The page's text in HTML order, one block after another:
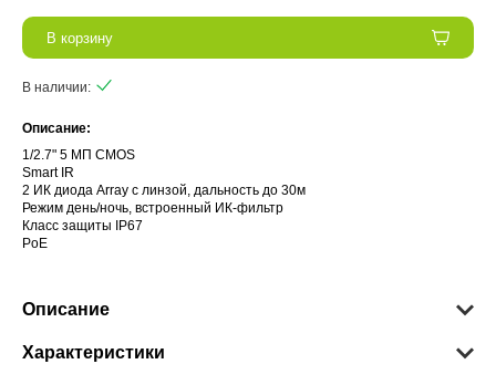
В корзину
В наличии:
Описание:
1/2.7" 5 МП CMOS
Smart IR
2 ИК диода Array с линзой, дальность до 30м
Режим день/ночь, встроенный ИК-фильтр
Класс защиты IР67
PoE
Описание
Характеристики